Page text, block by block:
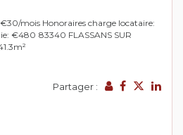
€30/mois Honoraires charge locataire:
€480 83340 FLASSANS SUR
Partager :